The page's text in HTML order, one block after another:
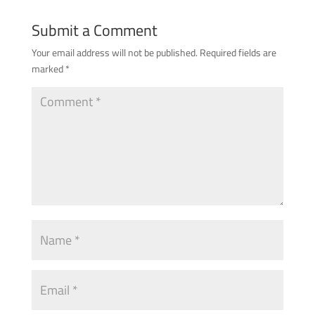
Submit a Comment
Your email address will not be published.Required fields are
marked*